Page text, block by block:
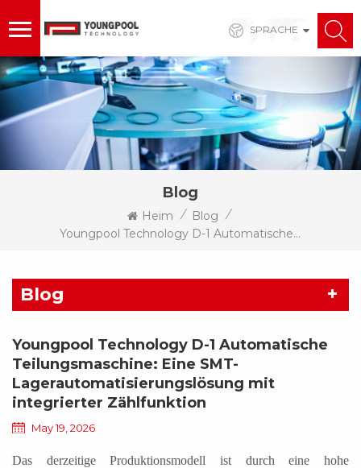
SPRACHE
Blog
Heim / Blog /
Youngpool Technology D-1 Automatische Teilungsmaschine: Eine SMT-Lagerautomatisierungslösung Mit Integrierter Zählfunktion
Blog
Youngpool Technology D-1 Automatische
Teilungsmaschine: Eine SMT-
Lagerautomatisierungslösung mit
integrierter Zählfunktion
May 19, 2026
Das derzeitige Produktionsmodell ist durch eine hohe